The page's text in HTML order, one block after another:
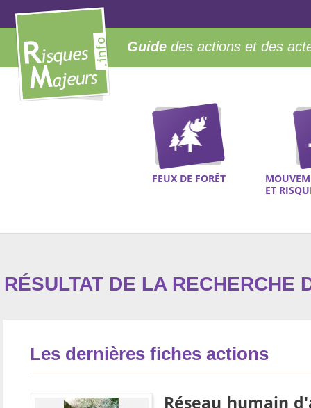
Guide des actions et des
FEUX DE FORÊT
ET
RÉSULTAT DE LA RECHERCHE
Les dernières fiches actions
Réseau humain